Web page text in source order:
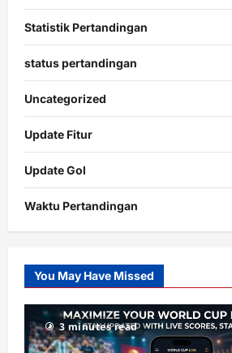
Statistik Pertandingan
status pertandingan
Uncategorized
Update Fitur
Update Gol
Waktu Pertandingan
Slot
Gacor
RTP
terupdate
You May Have Missed
3 minutes read